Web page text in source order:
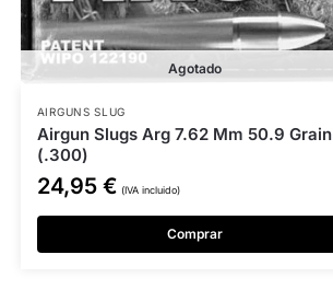
Agotado
AIRGUNS SLUG
Airgun Slugs Arg 7.62 Mm 50.9 Grain
(.300)
24,95 € (IVA incluido)
Comprar